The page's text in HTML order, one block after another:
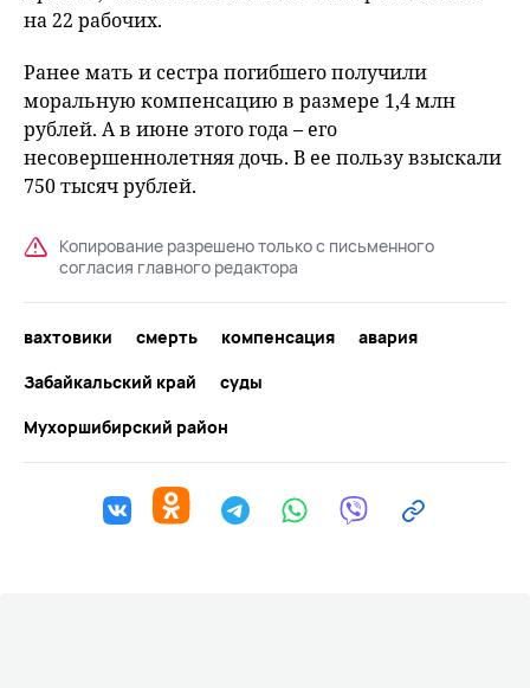
на 22 рабочих.
Ранее мать и сестра погибшего получили
моральную компенсацию в размере 1,4 млн
рублей. А в июне этого года – его
несовершеннолетняя дочь. В ее пользу взыскали
750 тысяч рублей.
Копирование разрешено только с письменного
согласия главного редактора
вахтовики смерть компенсация
авария
Забайкальский край
суды
Мухоршибирский район